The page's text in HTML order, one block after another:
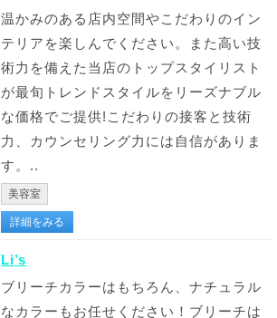
温かみのある店内空間やこだわりのイン
テリアを楽しんでください。また高い技
術力を備えた当店のトップスタイリスト
が最旬トレンドスタイルをリーズナブル
な価格でご提供!こだわりの接客と技術
力、カウンセリング力には自信がありま
す。..
美容室
詳細をみる
Li’s
ブリーチカラーはもちろん、ナチュラル
なカラーもお任せください！ブリーチは